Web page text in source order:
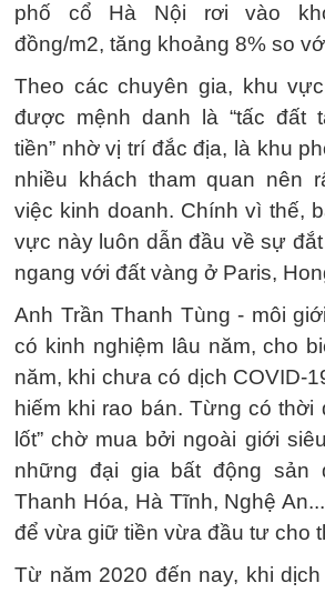
phố cổ Hà Nội rơi vào
đồng/m2, tăng khoảng 8% so
Theo các chuyên gia, khu
được mệnh danh là “tấc đất
tiền” nhờ vị trí đắc địa, là khu
nhiều khách tham quan nên
việc kinh doanh. Chính vì thế,
vực này luôn dẫn đầu về sự
ngang với đất vàng ở Paris,
Anh Trần Thanh Tùng - môi
có kinh nghiệm lâu năm, cho
năm, khi chưa có dịch COVID-
hiếm khi rao bán. Từng có thời
lốt” chờ mua bởi ngoài giới
những đại gia bất động sản
Thanh Hóa, Hà Tĩnh, Nghệ
để vừa giữ tiền vừa đầu tư cho
Từ năm 2020 đến nay, khi